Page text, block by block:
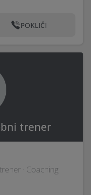
POKLIČI
trener
· Coaching